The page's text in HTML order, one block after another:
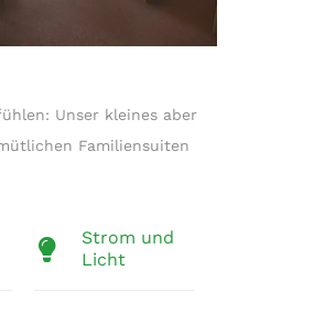
Unser kleines aber
Familiensuiten
Strom und
Licht